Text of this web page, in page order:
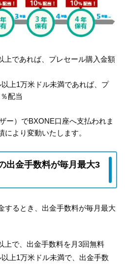
上であれば、プレセール購入金額
上1万米ドル未満であれば、プ
配当
ー）でBXONE口座へ支払われま
より変動いたします。
出金手数料が毎月最大3
するとき、出金手数料が毎月最大
上で、出金手数料を月3回無料
上1万米ドル未満で、出金手数